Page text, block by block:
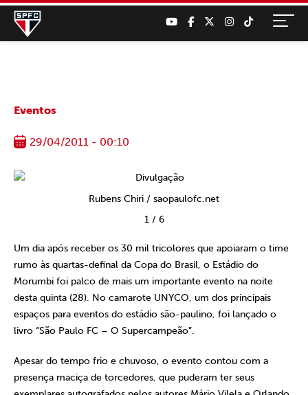
Eventos
29/04/2011 - 00:10
Rubens Chiri / saopaulofc.net
1/ 6
Um dia após receber os 30 mil tricolores que apoiaram o time
rumo às quartas-definal da Copa do Brasil, o Estádio do
Morumbi foi palco de mais um importante evento na noite
desta quinta (28). No camarote UNYCO, um dos principais
espaços para eventos do estádio são-paulino, foi lançado o
livro “São Paulo FC – O Supercampeão”.
Apesar do tempo frio e chuvoso, o evento contou com a
presença maciça de torcedores, que puderam ter seus